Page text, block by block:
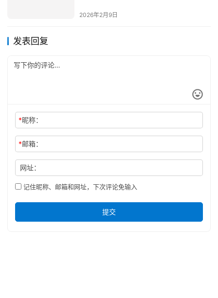
2026年2月9日
发表回复
*昵称：
*邮箱：
网址：
记住昵称、邮箱和网址，下次评论免输入
提交